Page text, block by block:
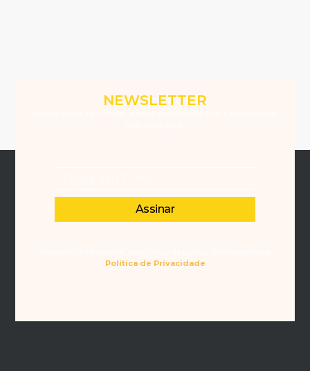
NEWSLETTER
Assinar
Política de Privacidade